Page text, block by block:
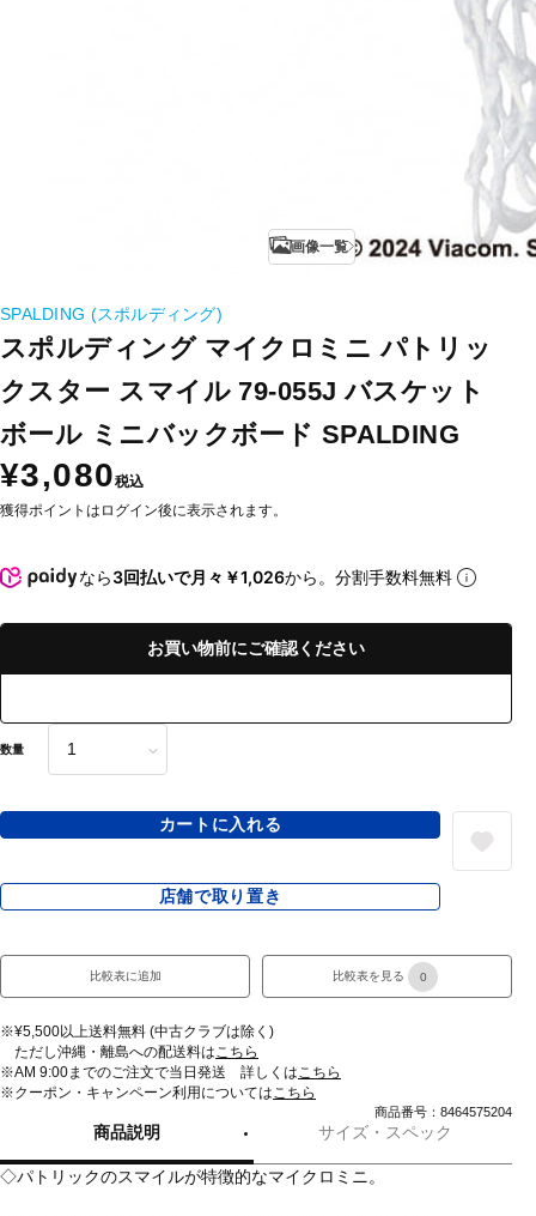
画像一覧
SPALDING (スポルディング)
スポルディング マイクロミニ パトリッ
クスター スマイル 79-055J バスケット
ボール ミニバックボード SPALDING
¥3,080税込
獲得ポイントはログイン後に表示されます。
なら3回払いで月々￥1,026から。分割手数料無料
お買い物前にご確認ください
数量
カートに入れる
店舗で取り置き
比較表に追加 比較表を見る 0
※¥5,500以上送料無料 (中古クラブは除く)
ただし沖縄・離島への配送料はこちら
※AM 9:00までのご注文で当日発送 詳しくはこちら
※クーポン・キャンペーン利用についてはこちら
商品番号：8464575204
商品説明 サイズ・スペック
◇パトリックのスマイルが特徴的なマイクロミニ。